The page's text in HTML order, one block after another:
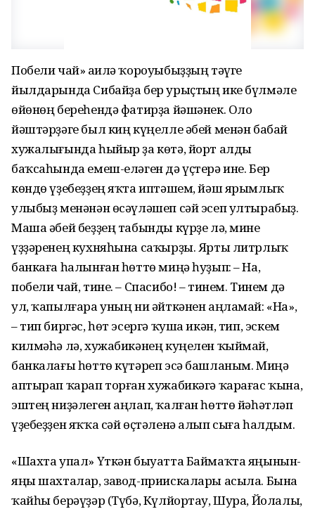
Побели чай» Ғаилә ҡороуыбыҙҙың тәүге
йылдарында Сибайҙа бер урыҫтың ике бүлмәле
өйөнөң береһендә фатирҙа йәшәнек. Оло
йәштәрҙәге был киң күңелле әбей менән бабай
хужалығында һыйыр ҙа көтә, йорт алды
баҡсаһында емеш-еләген дә үҫтерә ине. Бер
көндө үҙебеҙҙең яҡта иптәшем, йәш ярымлыҡ
улыбыҙ менәнән өсәүләшеп сәй эсеп ултырабыҙ.
Маша әбей беҙҙең табынды күрҙе лә, мине
үҙҙәренең кухняһына саҡырҙы. Ярты литрлыҡ
банкаға һалынған һөттө миңә һуҙып: – На,
побели чай, тине. – Спасибо! – тинем. Тинем дә
ул, ҡапылғара уның ни әйткәнен аңламай: «На»,
– тип биргәс, һөт эсергә ҡуша икән, тип, эскем
килмәһә лә, хужабикәнең куңелен ҡыймай,
банкалағы һөттө күтәреп эсә башланым. Миңә
аптырап ҡарап торған хужабикәгә ҡарағас ҡына,
эштең ниҙәлеген аңлап, ҡалған һөттө йәһәтләп
үҙебеҙҙен яҡҡа сәй өҫтәленә алып сыға һалдым.
«Шахта упал» Үткән быуатта Баймаҡта яңынын-
яңы шахталар, завод-приискалары асыла. Бына
ҡайһы берәүҙәр (Түбә, Күлйортау, Шура, Йолалы,